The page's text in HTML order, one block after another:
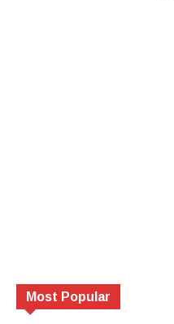
Most Popular